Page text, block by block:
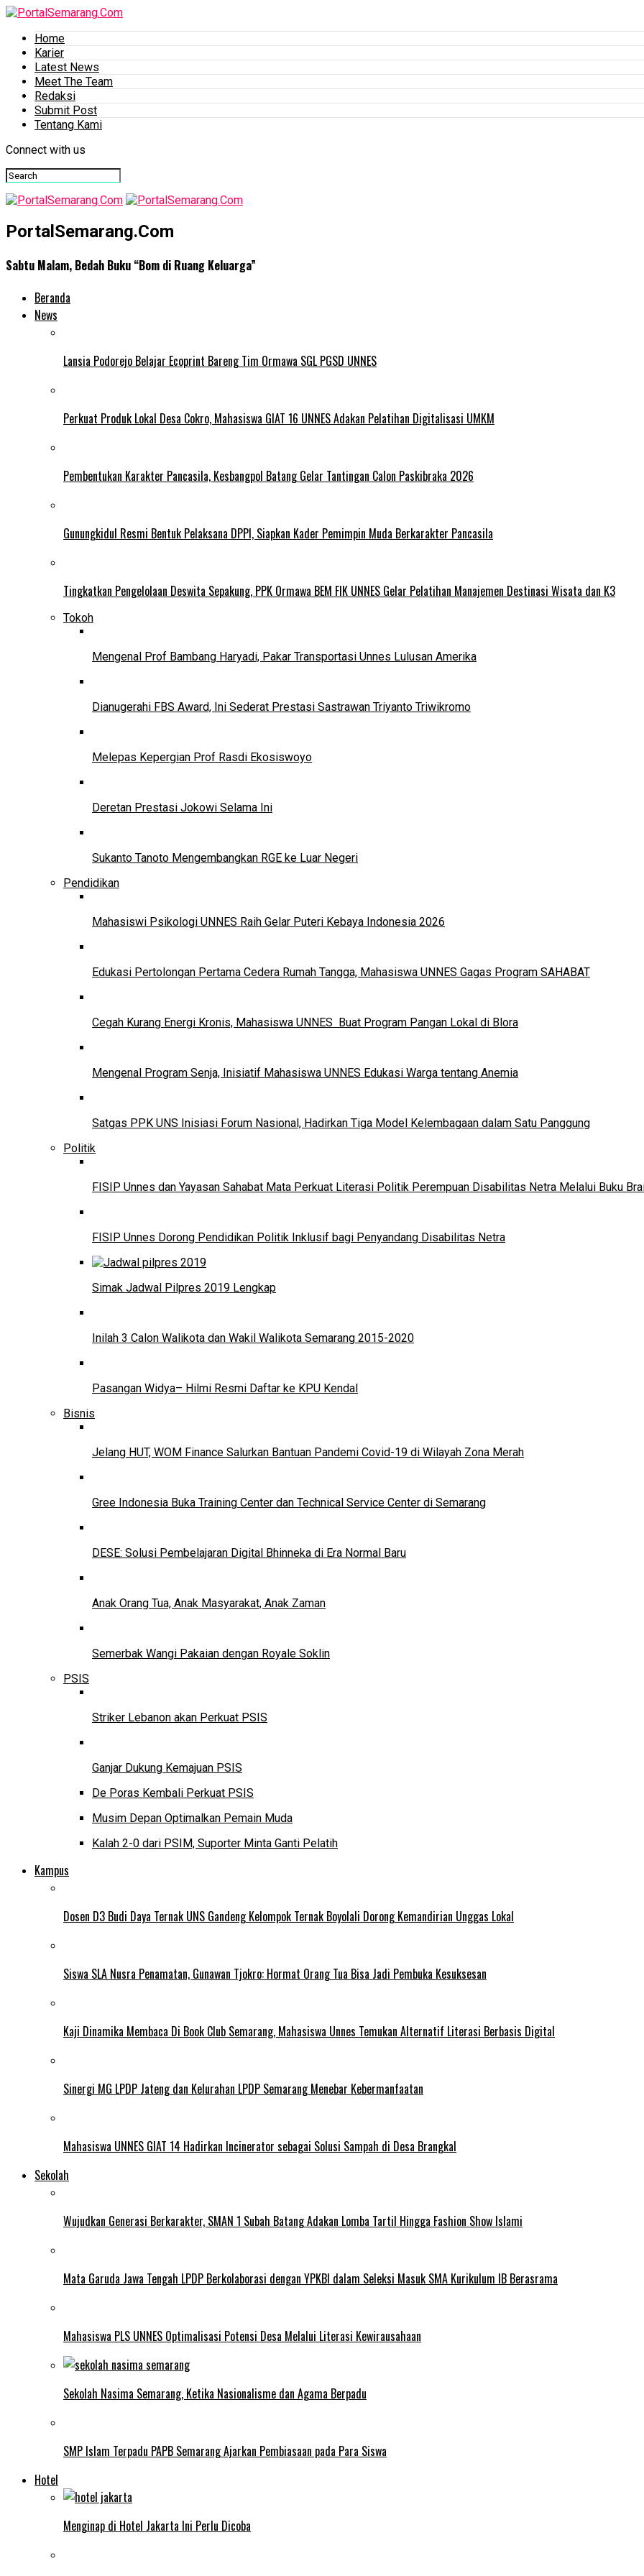
Home
Karier
Latest News
Meet The Team
Redaksi
Submit Post
Tentang Kami
Connect with us
PortalSemarang.Com
Sabtu Malam, Bedah Buku “Bom di Ruang Keluarga”
Beranda
News
Lansia Podorejo Belajar Ecoprint Bareng Tim Ormawa SGL PGSD UNNES
Perkuat Produk Lokal Desa Cokro, Mahasiswa GIAT 16 UNNES Adakan Pelatihan Digitalisasi UMKM
Pembentukan Karakter Pancasila, Kesbangpol Batang Gelar Tantingan Calon Paskibraka 2026
Gunungkidul Resmi Bentuk Pelaksana DPPI, Siapkan Kader Pemimpin Muda Berkarakter Pancasila
Tingkatkan Pengelolaan Deswita Sepakung, PPK Ormawa BEM FIK UNNES Gelar Pelatihan Manajemen Destinasi Wisata dan K3
Tokoh
Mengenal Prof Bambang Haryadi, Pakar Transportasi Unnes Lulusan Amerika
Dianugerahi FBS Award, Ini Sederat Prestasi Sastrawan Triyanto Triwikromo
Melepas Kepergian Prof Rasdi Ekosiswoyo
Deretan Prestasi Jokowi Selama Ini
Sukanto Tanoto Mengembangkan RGE ke Luar Negeri
Pendidikan
Mahasiswi Psikologi UNNES Raih Gelar Puteri Kebaya Indonesia 2026
Edukasi Pertolongan Pertama Cedera Rumah Tangga, Mahasiswa UNNES Gagas Program SAHABAT
Cegah Kurang Energi Kronis, Mahasiswa UNNES Buat Program Pangan Lokal di Blora
Mengenal Program Senja, Inisiatif Mahasiswa UNNES Edukasi Warga tentang Anemia
Satgas PPK UNS Inisiasi Forum Nasional, Hadirkan Tiga Model Kelembagaan dalam Satu Panggung
Politik
FISIP Unnes dan Yayasan Sahabat Mata Perkuat Literasi Politik Perempuan Disabilitas Netra Melalui Buku
FISIP Unnes Dorong Pendidikan Politik Inklusif bagi Penyandang Disabilitas Netra
Simak Jadwal Pilpres 2019 Lengkap
Inilah 3 Calon Walikota dan Wakil Walikota Semarang 2015-2020
Pasangan Widya– Hilmi Resmi Daftar ke KPU Kendal
Bisnis
Jelang HUT, WOM Finance Salurkan Bantuan Pandemi Covid-19 di Wilayah Zona Merah
Gree Indonesia Buka Training Center dan Technical Service Center di Semarang
DESE: Solusi Pembelajaran Digital Bhinneka di Era Normal Baru
Anak Orang Tua, Anak Masyarakat, Anak Zaman
Semerbak Wangi Pakaian dengan Royale Soklin
PSIS
Striker Lebanon akan Perkuat PSIS
Ganjar Dukung Kemajuan PSIS
De Poras Kembali Perkuat PSIS
Musim Depan Optimalkan Pemain Muda
Kalah 2-0 dari PSIM, Suporter Minta Ganti Pelatih
Kampus
Dosen D3 Budi Daya Ternak UNS Gandeng Kelompok Ternak Boyolali Dorong Kemandirian Unggas Lokal
Siswa SLA Nusra Penamatan, Gunawan Tjokro: Hormat Orang Tua Bisa Jadi Pembuka Kesuksesan
Kaji Dinamika Membaca Di Book Club Semarang, Mahasiswa Unnes Temukan Alternatif Literasi Berbasis Digital
Sinergi MG LPDP Jateng dan Kelurahan LPDP Semarang Menebar Kebermanfaatan
Mahasiswa UNNES GIAT 14 Hadirkan Incinerator sebagai Solusi Sampah di Desa Brangkal
Sekolah
Wujudkan Generasi Berkarakter, SMAN 1 Subah Batang Adakan Lomba Tartil Hingga Fashion Show Islami
Mata Garuda Jawa Tengah LPDP Berkolaborasi dengan YPKBI dalam Seleksi Masuk SMA Kurikulum IB Berasrama
Mahasiswa PLS UNNES Optimalisasi Potensi Desa Melalui Literasi Kewirausahaan
Sekolah Nasima Semarang, Ketika Nasionalisme dan Agama Berpadu
SMP Islam Terpadu PAPB Semarang Ajarkan Pembiasaan pada Para Siswa
Hotel
Menginap di Hotel Jakarta Ini Perlu Dicoba